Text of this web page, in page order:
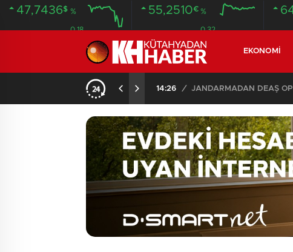
47,7436$ %
0.18
55,2510€ %
0.32
EKONOMI
14:26 / JANDARMADAN DEAŞ